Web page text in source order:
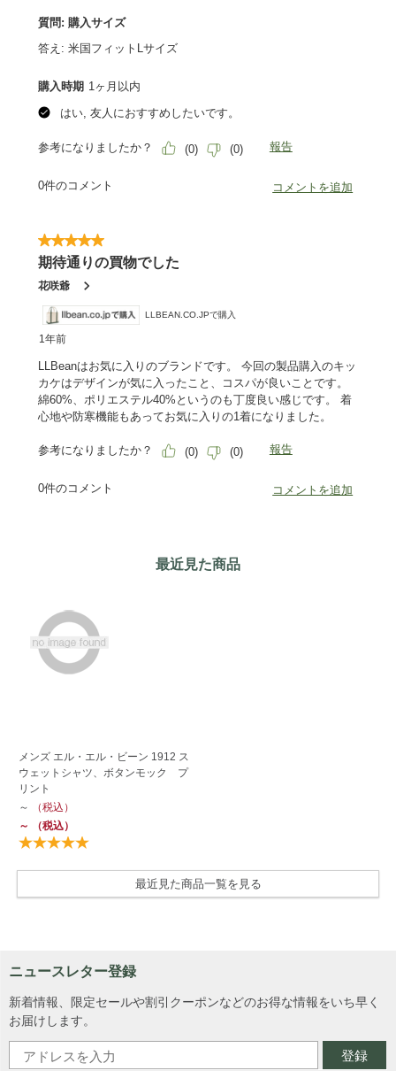
最近見た商品
メンズ エル・エル・ビーン 1912 ス
ウェットシャツ、ボタンモック プ
リント
～
（税込）
～
（税込）
最近見た商品一覧を見る
ニュースレター登録
新着情報、限定セールや割引クーポンなどのお得な情報をいち早く
お届けします。
登録